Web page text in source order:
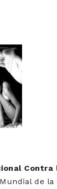
Contra
de